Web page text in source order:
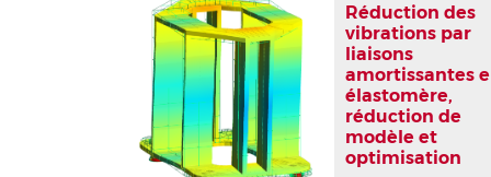
Réduction des
vibrations par
liaisons
amortissantes
élastomère,
réduction de
modèle et
optimisation